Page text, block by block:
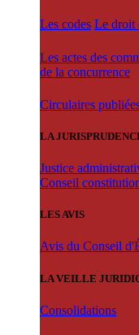
Les codes Le droit
Les actes des
de la concurrence
Circulaires
LA
Justice
Conseil
LES AVIS
Avis du Conseil
LA VEILLE
Consolidations